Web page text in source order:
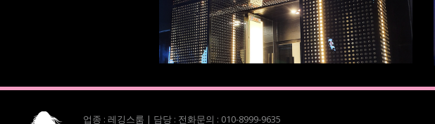
업종 : 레깅스룸 | 담당 : 전화문의 : 010-8999-9635